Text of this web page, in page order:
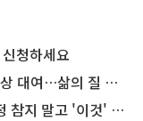
청하세요
…삶의 질 높인다
고 '이것' 해보세요!